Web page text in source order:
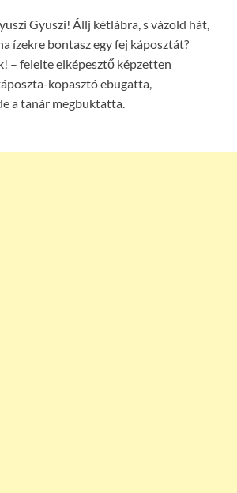
Gyuszi! Állj kétlábra, s vázold hát,
ízekre bontasz egy fej káposztát?
– felelte elképesztő képzetten
kopasztó ebugatta,
a tanár megbuktatta.